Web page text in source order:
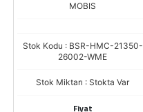
MOBIS
Stok Kodu : BSR-HMC-21350-
26002-WME
Stok Miktarı : Stokta Var
Fiyat